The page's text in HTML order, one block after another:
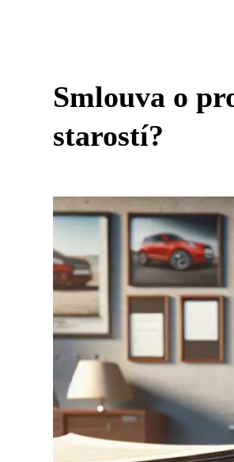
Smlouva o
starostí?